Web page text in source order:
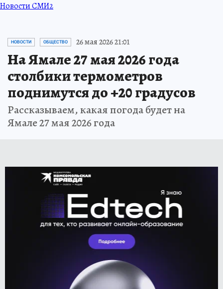
Новости СМИ2
НОВОСТИ ОБЩЕСТВО 26 мая 2026 21:01
На Ямале 27 мая 2026 года
столбики термометров
поднимутся до +20 градусов
Рассказываем, какая погода будет на
Ямале 27 мая 2026 года